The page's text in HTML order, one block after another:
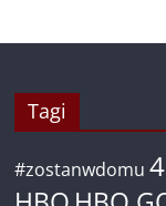
Tagi
#zostanwdomu